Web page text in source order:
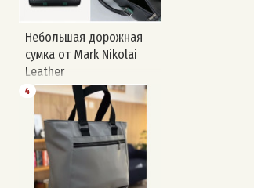
Небольшая дорожная
сумка от Mark Nikolai
Leather
https://vk.com/wall-
194614716_987
Навигация: #сумки
#дорожные #выкройка
#mark_nikolai
4